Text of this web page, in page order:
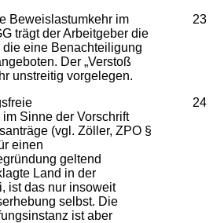
23
Beweislastumkehr im
trägt der Arbeitgeber die
die eine Benachteiligung
Der „Verstoß
unstreitig vorgelegen.
24
Sinne der Vorschrift
(vgl. Zöller, ZPO §
einen
geltend
Land in der
ist das nur insoweit
selbst. Die
ist aber